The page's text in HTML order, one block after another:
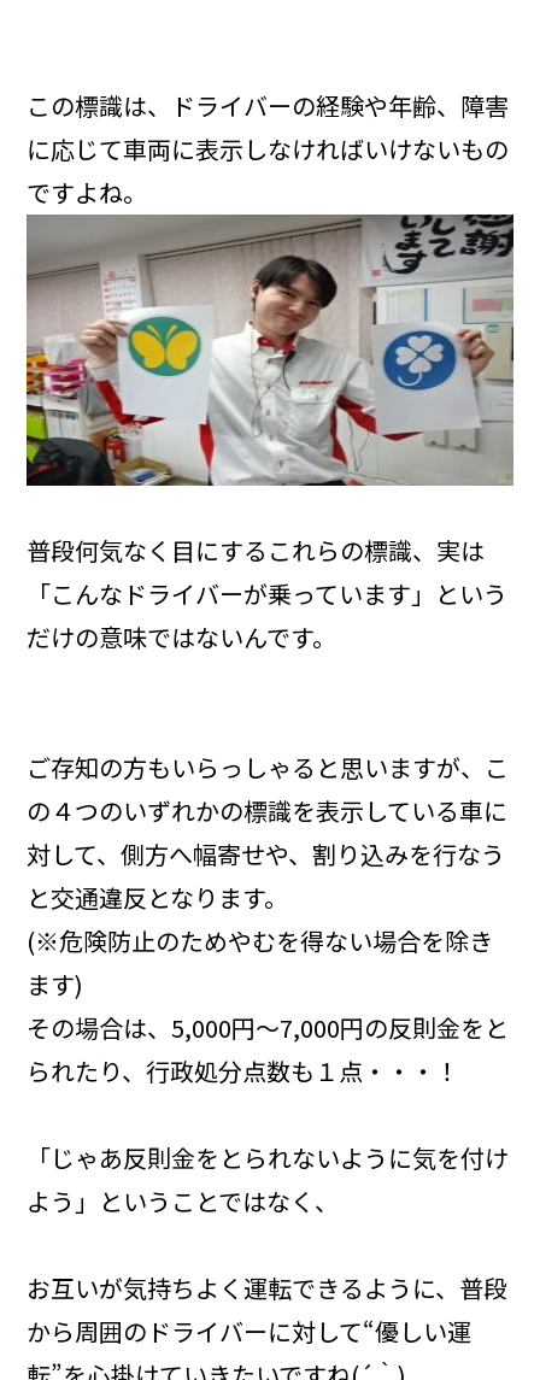
この標識は、ドライバーの経験や年齢、障害
に応じて車両に表示しなければいけないもの
ですよね。
普段何気なく目にするこれらの標識、実は
「こんなドライバーが乗っています」という
だけの意味ではないんです。
ご存知の方もいらっしゃると思いますが、こ
の４つのいずれかの標識を表示している車に
対して、側方へ幅寄せや、割り込みを行なう
と交通違反となります。
(※危険防止のためやむを得ない場合を除き
ます)
その場合は、5,000円～7,000円の反則金をと
られたり、行政処分点数も１点・・・！
「じゃあ反則金をとられないように気を付け
よう」ということではなく、
お互いが気持ちよく運転できるように、普段
から周囲のドライバーに対して“優しい運